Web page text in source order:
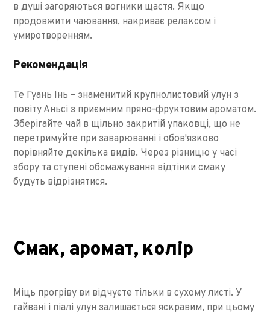
в душі загоряються вогники щастя. Якщо
продовжити чаювання, накриває релаксом і
умиротворенням.
Рекомендація
Те Гуань Інь – знаменитий крупнолистовий улун з
повіту Аньсі з приємним пряно-фруктовим ароматом.
Зберігайте чай в щільно закритій упаковці, що не
перетримуйте при заварюванні і обов'язково
порівняйте декілька видів. Через різницю у часі
збору та ступені обсмажування відтінки смаку
будуть відрізнятися.
Смак, аромат, колір
Міць прогріву ви відчуєте тільки в сухому листі. У
гайвані і піалі улун залишається яскравим, при цьому